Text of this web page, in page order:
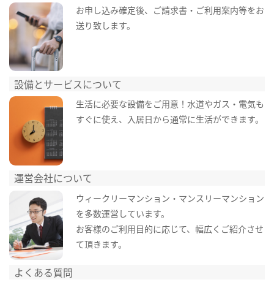
お申し込み確定後、ご請求書・ご利用案内等をお
送り致します。
設備とサービスについて
生活に必要な設備をご用意！水道やガス・電気も
すぐに使え、入居日から通常に生活ができます。
運営会社について
ウィークリーマンション・マンスリーマンション
を多数運営しています。
お客様のご利用目的に応じて、幅広くご紹介させ
て頂きます。
よくある質問